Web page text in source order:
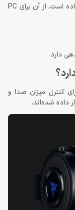
بله این هدست علاوه بر آن‌که برای PS4 قابل‎استفاده است، از آن برای PC
کنترل میزان صدا و